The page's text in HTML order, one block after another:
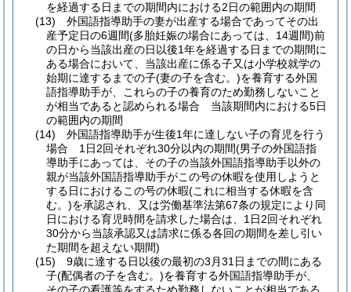
を経過する日までの期間内における2日の範囲内の期間
(13)
外国語指導助手の妻が出産する場合であってその出
産予定日の6週間(多胎妊娠の場合にあっては、14週間)前
の日から当該出産の日以後1年を経過する日までの期間に
ある場合において、当該出産に係る子又は小学校就学の
始期に達するまでの子(妻の子を含む。)を養育する外国
語指導助手が、これらの子の養育のため勤務しないこと
が相当であると認められる場合 当該期間内における5日
の範囲内の期間
(14)
外国語指導助手が生後1年に達しない子の育児を行う
場合 1日2回それぞれ30分以内の期間(男子の外国語指
導助手にあっては、その子の当該外国語指導助手以外の
親が当該外国語指導助手がこの号の休暇を使用しようと
する日におけるこの号の休暇(これに相当する休暇を含
む。)を承認され、又は労働基準法第67条の規定により同
日における育児時間を請求した場合は、1日2回それぞれ
30分から当該承認又は請求に係る各回の期間を差し引い
た期間を超えない期間)
(15)
9歳に達する日以後の最初の3月31日までの間にある
子(配偶者の子を含む。)を養育する外国語指導助手が、